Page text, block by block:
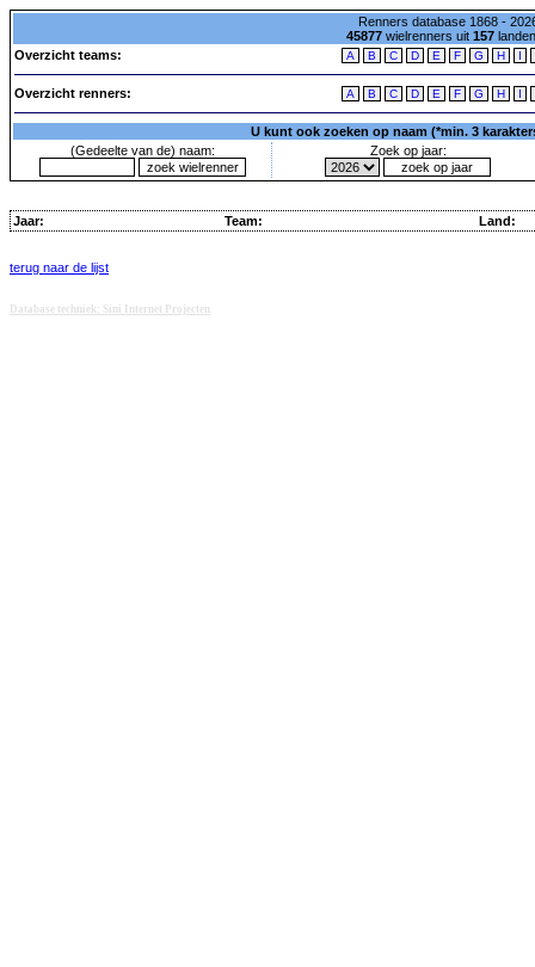
Renners database 1868 -
45877wielrenners uit 157
Overzicht teams:
A B C D E F G H I
Overzicht renners: A B C D E F G H I
U kunt ook zoeken op naam (*min. 3
(Gedeelte van de) naam:
Zoek op jaar:
Jaar: Team: Land:
terug naar de lijst
Database techniek: Sini Internet Projecten